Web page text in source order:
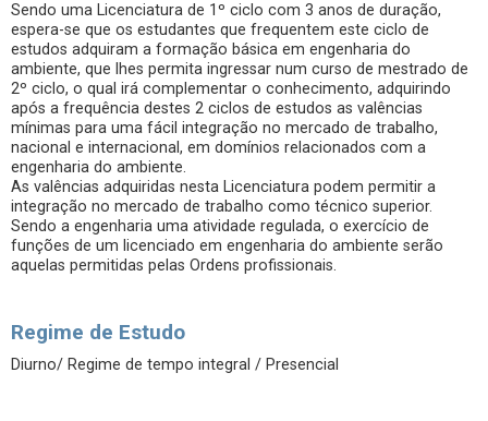
Sendo uma Licenciatura de 1º ciclo com 3 anos de duração,
espera-se que os estudantes que frequentem este ciclo de
estudos adquiram a formação básica em engenharia do
ambiente, que lhes permita ingressar num curso de mestrado de
2º ciclo, o qual irá complementar o conhecimento, adquirindo
após a frequência destes 2 ciclos de estudos as valências
mínimas para uma fácil integração no mercado de trabalho,
nacional e internacional, em domínios relacionados com a
engenharia do ambiente.
As valências adquiridas nesta Licenciatura podem permitir a
integração no mercado de trabalho como técnico superior.
Sendo a engenharia uma atividade regulada, o exercício de
funções de um licenciado em engenharia do ambiente serão
aquelas permitidas pelas Ordens profissionais.
Regime de Estudo
Diurno/ Regime de tempo integral / Presencial